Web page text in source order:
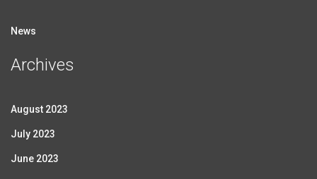
News
Archives
August 2023
July 2023
June 2023